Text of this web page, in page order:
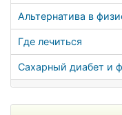
Альтернатива в
Где лечиться
Сахарный диабет и